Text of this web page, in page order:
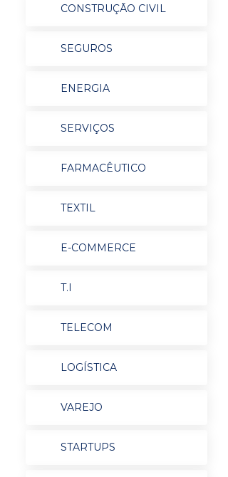
CONSTRUÇÃO CIVIL
SEGUROS
ENERGIA
SERVIÇOS
FARMACÊUTICO
TEXTIL
E-COMMERCE
T.I
TELECOM
LOGÍSTICA
VAREJO
STARTUPS